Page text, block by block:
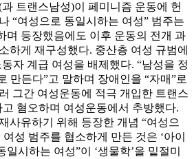
트랜스남성)이 페미니즘 운동에 헌
“여성으로 동일시하는 여성” 범주는
며 등장했음에도 이후 운동의 전개 과
하게 재구성했다. 중산층 여성 규범에
자 계급 여성을 배제했다. “남성을 정
만든다”고 말하며 장애인을 “자매”로
그간 여성운동에 적극 개입한 트랜스
고 혐오하며 여성운동에서 추방했다.
사유하기 위해 등장한 개념 “여성으
성 범주를 협소하게 만든 것은 ‘아이
일시하는 여성”이 ‘생물학’을 밑절미